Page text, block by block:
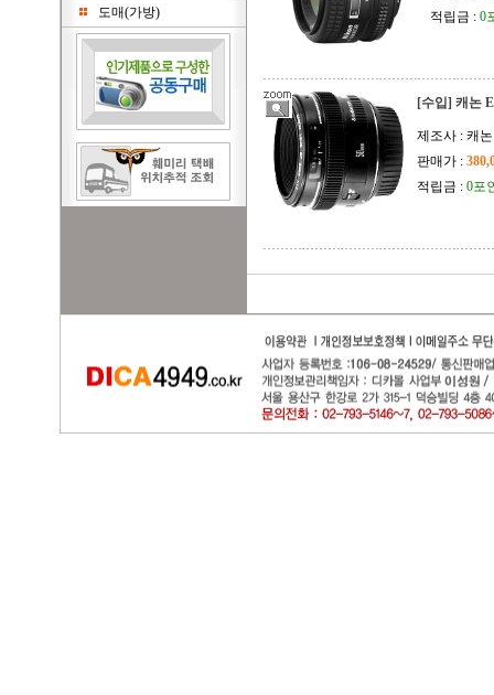
도매(가방)
적립금 : 0
[수입] 캐논
제조사 : 캐논
판매가 :
적립금 : 0포